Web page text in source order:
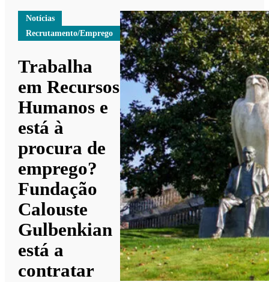
Notícias
Recrutamento/Emprego
Trabalha
em Recursos
Humanos e
está à
procura de
emprego?
Fundação
Calouste
Gulbenkian
está a
contratar